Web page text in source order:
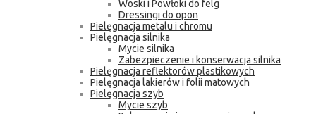
Woski i Powłoki do felg
Dressingi do opon
Pielęgnacja metalu i chromu
Pielęgnacja silnika
Mycie silnika
Zabezpieczenie i konserwacja silnika
Pielęgnacja reflektorów plastikowych
Pielęgnacja lakierów i folii matowych
Pielęgnacja szyb
Mycie szyb